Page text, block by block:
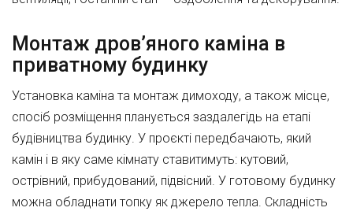
Монтаж дров’яного каміна в
приватному будинку
Установка каміна та монтаж димоходу, а також місце,
спосіб розміщення планується заздалегідь на етапі
будівництва будинку. У проєкті передбачають, який
камін і в яку саме кімнату ставитимуть: кутовий,
острівний, прибудований, підвісний. У готовому будинку
можна обладнати топку як джерело тепла. Складність